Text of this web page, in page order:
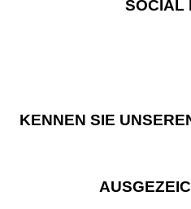
SOCIAL
KENNEN SIE